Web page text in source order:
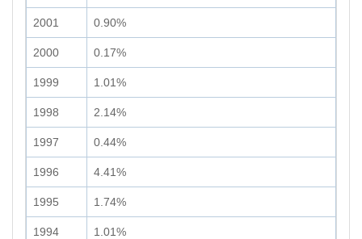
2001 0.90%
2000 0.17%
1999 1.01%
1998 2.14%
1997 0.44%
1996 4.41%
1995 1.74%
1994 1.01%